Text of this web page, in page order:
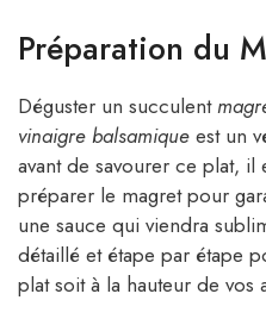
Préparation du
Déguster un succulent
vinaigre balsamique est un
avant de savourer ce plat, il
préparer le magret pour
une sauce qui viendra
détaillé et étape par étape
plat soit à la hauteur de vos